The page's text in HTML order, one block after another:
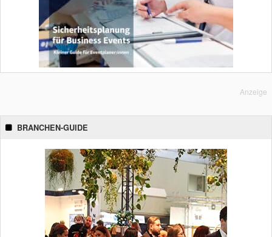
Anzeige
BRANCHEN-GUIDE